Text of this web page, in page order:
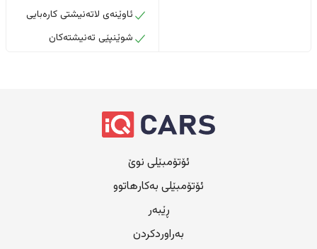
ئاوێنەی لاتەنیشتی کارەبایی
شوێنپێی تەنیشتەکان
ئۆتۆمبێلی نوێ
ئۆتۆمبێلی بەکارهاتوو
ڕێبەر
بەراوردکردن